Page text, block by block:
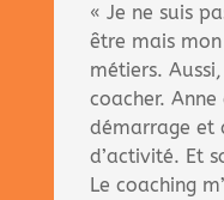
« Je ne suis
être mais
métiers.
coacher.
démarrage et
d’activité. Et
Le coaching